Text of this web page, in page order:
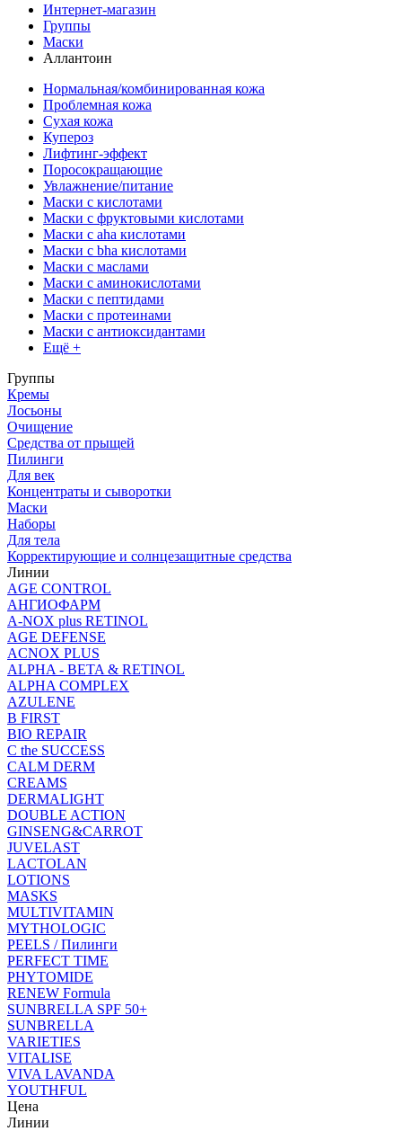
Интернет-магазин
Группы
Маски
Аллантоин
Нормальная/комбинированная кожа
Проблемная кожа
Сухая кожа
Купероз
Лифтинг-эффект
Поросокращающие
Увлажнение/питание
Маски с кислотами
Маски с фруктовыми кислотами
Маски с aha кислотами
Маски с bha кислотами
Маски с маслами
Маски с аминокислотами
Маски с пептидами
Маски с протеинами
Маски с антиоксидантами
Ещё +
Группы
Кремы
Лосьоны
Очищение
Средства от прыщей
Пилинги
Для век
Концентраты и сыворотки
Маски
Наборы
Для тела
Корректирующие и солнцезащитные средства
Линии
AGE CONTROL
АНГИОФАРМ
A-NOX plus RETINOL
AGE DEFENSE
ACNOX PLUS
ALPHA - BETA & RETINOL
ALPHA COMPLEX
AZULENE
B FIRST
BIO REPAIR
C the SUCCESS
CALM DERM
CREAMS
DERMALIGHT
DOUBLE ACTION
GINSENG&CARROT
JUVELAST
LACTOLAN
LOTIONS
MASKS
MULTIVITAMIN
MYTHOLOGIC
PEELS / Пилинги
PERFECT TIME
PHYTOMIDE
RENEW Formula
SUNBRELLA SPF 50+
SUNBRELLA
VARIETIES
VITALISE
VIVA LAVANDA
YOUTHFUL
Цена
Линии